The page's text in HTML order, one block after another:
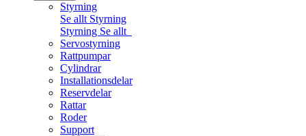
Styrning
Se allt Styrning
Styrning Se allt
Servostyrning
Rattpumpar
Cylindrar
Installationsdelar
Reservdelar
Rattar
Roder
Support